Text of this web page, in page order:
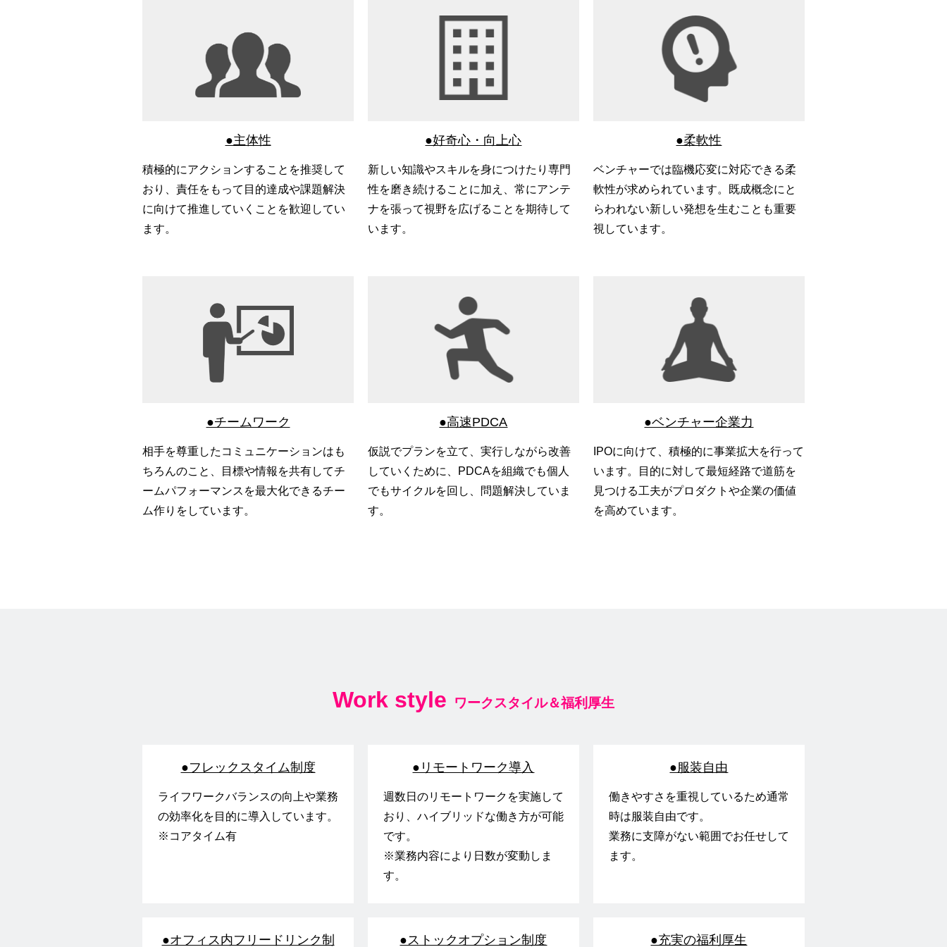
●主体性
積極的にアクションすることを推奨して
おり、責任をもって目的達成や課題解決
に向けて推進していくことを歓迎してい
ます。
●好奇心・向上心
新しい知識やスキルを身につけたり専門
性を磨き続けることに加え、常にアンテ
ナを張って視野を広げることを期待して
います。
●柔軟性
ベンチャーでは臨機応変に対応できる柔
軟性が求められています。既成概念にと
らわれない新しい発想を生むことも重要
視しています。
●チームワーク
相手を尊重したコミュニケーションはも
ちろんのこと、目標や情報を共有してチ
ームパフォーマンスを最大化できるチー
ム作りをしています。
●高速PDCA
仮説でプランを立て、実行しながら改善
していくために、PDCAを組織でも個人
でもサイクルを回し、問題解決していま
す。
●ベンチャー企業力
IPOに向けて、積極的に事業拡大を行って
います。目的に対して最短経路で道筋を
見つける工夫がプロダクトや企業の価値
を高めています。
Work style ワークスタイル＆福利厚生
●フレックスタイム制度
ライフワークバランスの向上や業務
の効率化を目的に導入しています。
※コアタイム有
●リモートワーク導入
週数日のリモートワークを実施して
おり、ハイブリッドな働き方が可能
です。
※業務内容により日数が変動しま
す。
●服装自由
働きやすさを重視しているため通常
時は服装自由です。
業務に支障がない範囲でお任せして
ます。
●オフィス内フリードリンク制 ●ストックオプション制度 ●充実の福利厚生